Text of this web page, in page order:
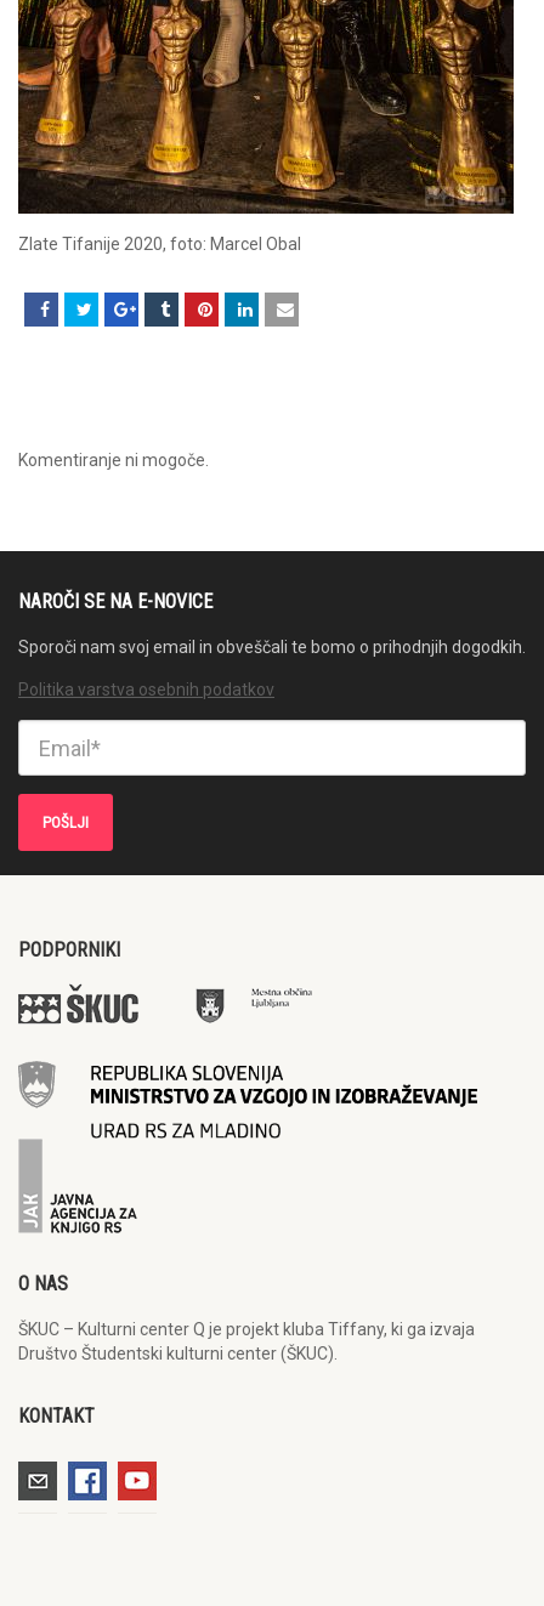
Zlate Tifanije 2020, foto: Marcel Obal
Komentiranje ni mogoče.
NAROČI SE NA E-NOVICE
Sporoči nam svoj email in obveščali te bomo o prihodnjih dogodkih.
Politika varstva osebnih podatkov
PODPORNIKI
O NAS
ŠKUC – Kulturni center Q je projekt kluba Tiffany, ki ga izvaja
Društvo Študentski kulturni center (ŠKUC).
KONTAKT